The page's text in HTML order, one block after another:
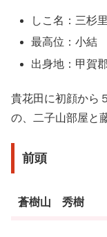
しこ名：三杉
最高位：小結
出身地：甲賀
貴花田に初顔から
の、二子山部屋と
前頭
蒼樹山 秀樹